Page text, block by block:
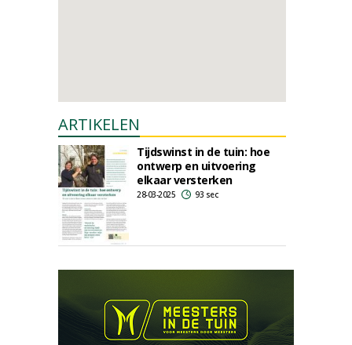
ARTIKELEN
Tijdswinst in de tuin: hoe
ontwerp en uitvoering
elkaar versterken
28-03-2025 93 sec